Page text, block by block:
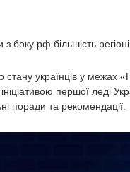
боку рф більшість
українців у межах
першої леді
поради та рекомендації.